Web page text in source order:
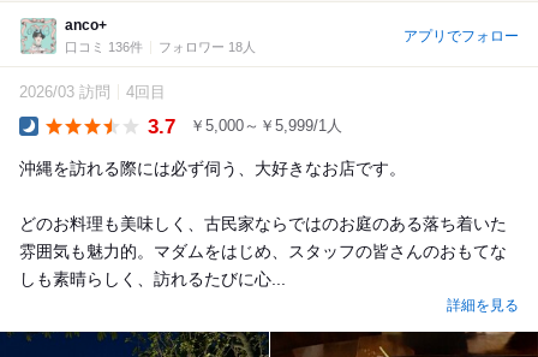
anco+
口コミ 136件 フォロワー 18人
アプリでフォロー
2026/03 訪問 4回目
3.7 ￥5,000～￥5,999/1人
沖縄を訪れる際には必ず伺う、大好きなお店です。
どのお料理も美味しく、古民家ならではのお庭のある落ち着いた
雰囲気も魅力的。マダムをはじめ、スタッフの皆さんのおもてな
しも素晴らしく、訪れるたびに心...
詳細を見る